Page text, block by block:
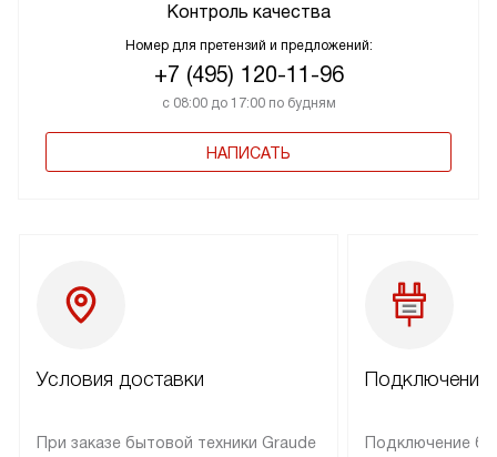
Контроль качества
Номер для претензий и предложений:
+7 (495) 120-11-96
с 08:00 до 17:00 по будням
НАПИСАТЬ
Условия доставки
При заказе бытовой техники Graude
Подключение
Подключение